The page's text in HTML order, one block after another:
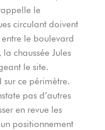
le
circulant doivent
entre le boulevard
chaussée Jules
le site.
sur ce périmètre.
pas d’autres
en revue les
positionnement